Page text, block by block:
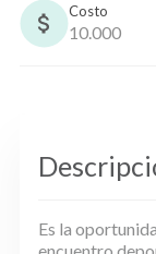
Costo
10.000
Es la